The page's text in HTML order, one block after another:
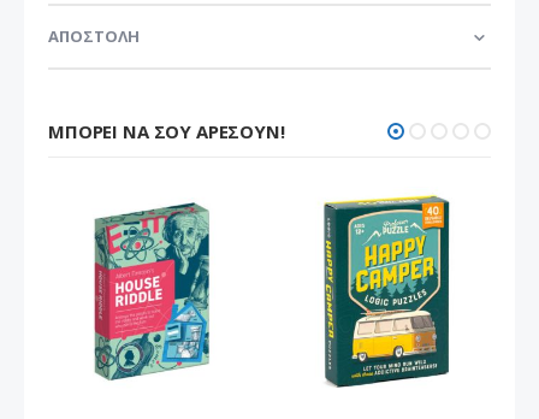
ΑΠΟΣΤΟΛΗ
ΜΠΟΡΕΊ ΝΑ ΣΟΥ ΑΡΈΣΟΥΝ!